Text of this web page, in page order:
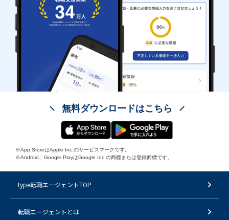
無料ダウンロードはこちら
※App StoreはApple Inc.のサービスマークです。
※Android、Google PlayはGoogle Inc.の商標または登録商標です。
type転職エージェントTOP
転職エージェントとは